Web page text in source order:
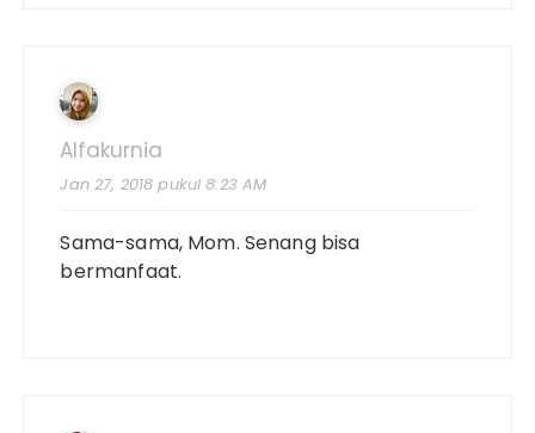
Alfakurnia
Jan 27, 2018 pukul 8:23 AM
Sama-sama, Mom. Senang bisa
bermanfaat.